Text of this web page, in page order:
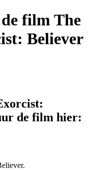
film The
Believer
de film hier: